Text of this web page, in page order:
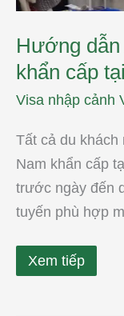
Hướng
khẩn cấp
Visa nhập cảnh
Tất cả du
Nam khẩn cấp
trước ngày đến
tuyến phù hợp
Xem tiếp